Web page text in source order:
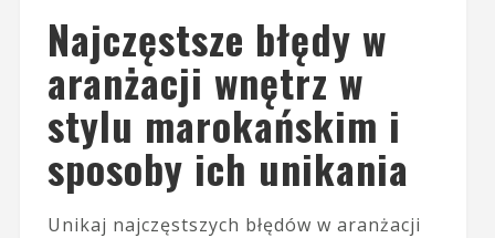
Najczęstsze błędy w
aranżacji wnętrz w
stylu marokańskim i
sposoby ich unikania
Unikaj najczęstszych błędów w aranżacji